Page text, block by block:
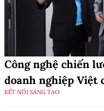
Công nghệ chiến
doanh nghiệp Việt
KẾT NỐI SÁNG TẠO